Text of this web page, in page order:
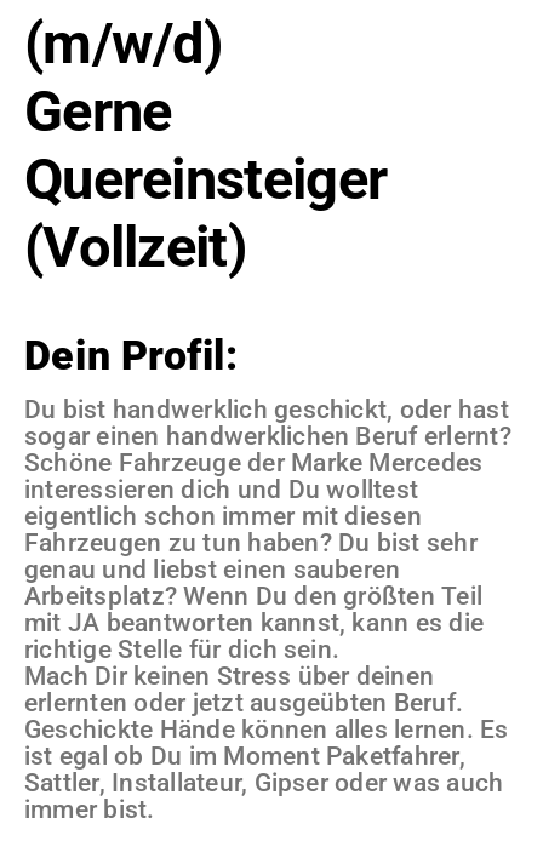
(m/w/d)
Gerne
Quereinsteiger
(Vollzeit)
Dein Profil:
Du bist handwerklich geschickt, oder hast
sogar einen handwerklichen Beruf erlernt?
Schöne Fahrzeuge der Marke Mercedes
interessieren dich und Du wolltest
eigentlich schon immer mit diesen
Fahrzeugen zu tun haben? Du bist sehr
genau und liebst einen sauberen
Arbeitsplatz? Wenn Du den größten Teil
mit JA beantworten kannst, kann es die
richtige Stelle für dich sein.
Mach Dir keinen Stress über deinen
erlernten oder jetzt ausgeübten Beruf.
Geschickte Hände können alles lernen. Es
ist egal ob Du im Moment Paketfahrer,
Sattler, Installateur, Gipser oder was auch
immer bist.